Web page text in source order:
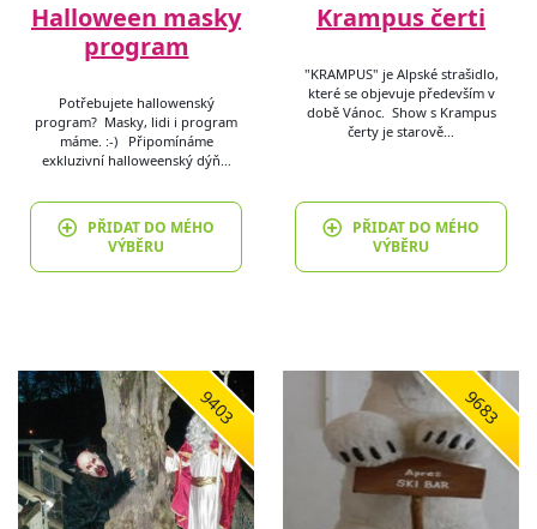
Halloween masky
program
Potřebujete hallowenský
program? Masky, lidi i program
máme. :-) Připomínáme
exkluzivní halloweenský dýň…
PŘIDAT DO MÉHO
VÝBĚRU
Krampus čerti
"KRAMPUS" je Alpské strašidlo,
které se objevuje především v
době Vánoc. Show s Krampus
čerty je starově…
PŘIDAT DO MÉHO
VÝBĚRU
9403 9683